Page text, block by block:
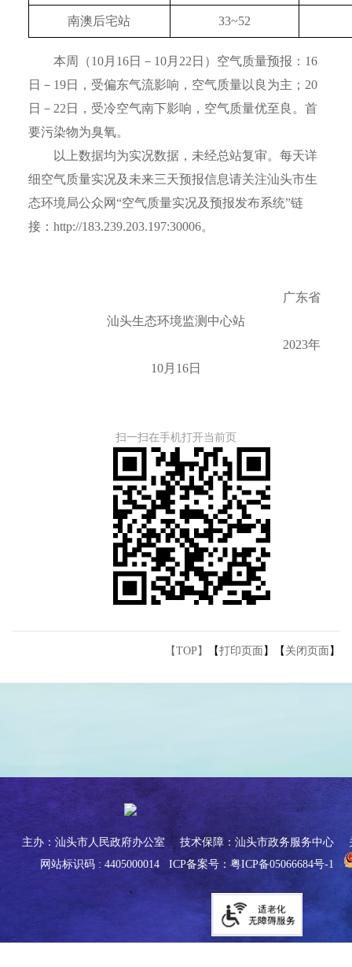
南澳后宅站 33~52
本周（10月16日－10月22日）空气质量预报：16
日－19日，受偏东气流影响，空气质量以良为主；20
日－22日，受冷空气南下影响，空气质量优至良。首
要污染物为臭氧。
以上数据均为实况数据，未经总站复审。每天详
细空气质量实况及未来三天预报信息请关注汕头市生
态环境局公众网“空气质量实况及预报发布系统”链
接：http://183.239.203.197:30006。
广东省
汕头生态环境监测中心站
2023年
10月16日
扫一扫在手机打开当前页
【TOP】 【打印页面 】【 关闭页面 】
主办：汕头市人民政府办公室 技术保障：汕头市政务服务中心
网站标识码 : 4405000014 ICP备案号：粤ICP备05066684号-1